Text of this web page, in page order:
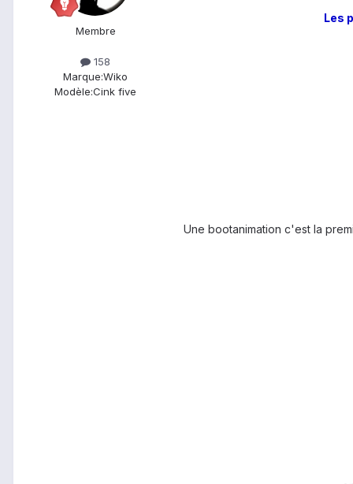
Membre
158
Marque:Wiko
Modèle:Cink five
Les
Une bootanimation c'est la